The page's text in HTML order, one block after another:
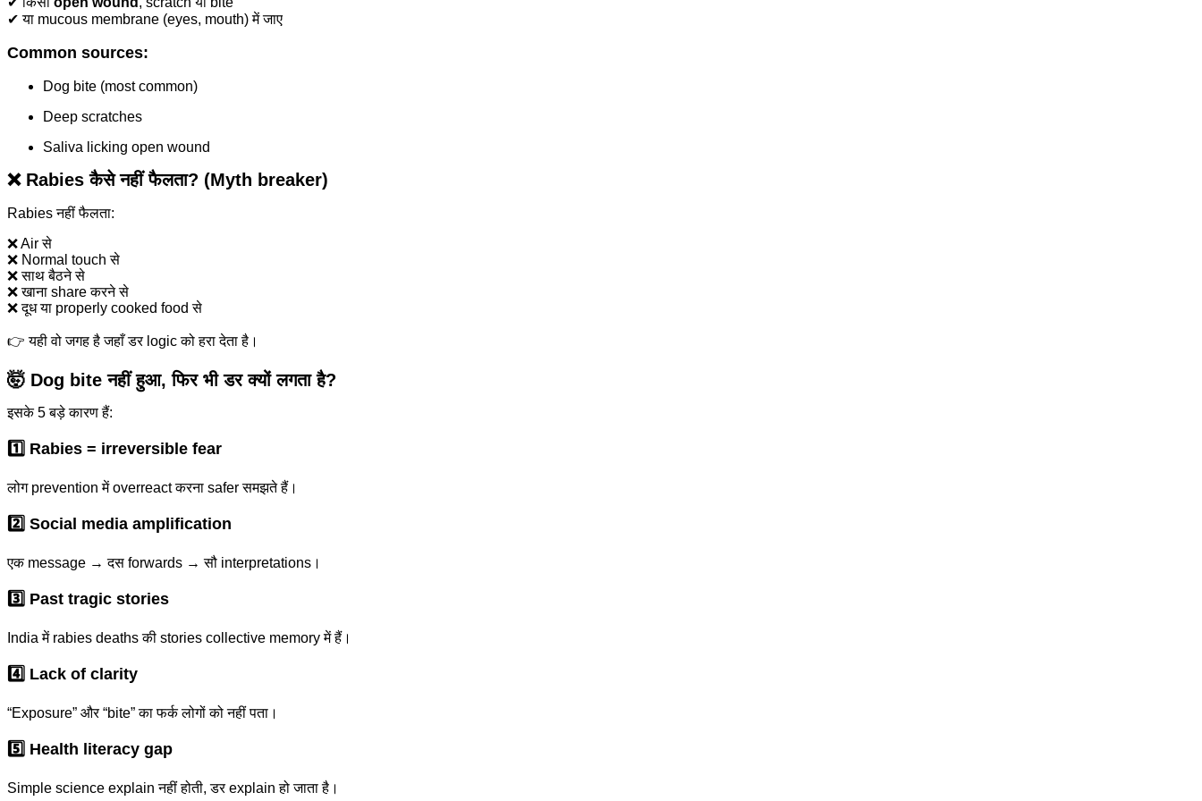
✔ या mucous membrane (eyes, mouth) में जाए
Common sources:
Dog bite (most common)
Deep scratches
Saliva licking open wound
❌ Rabies कैसे नहीं फैलता? (Myth breaker)
Rabies नहीं फैलता:
❌ Air से
❌ Normal touch से
❌ साथ बैठने से
❌ खाना share करने से
❌ दूध या properly cooked food से
👉 यही वो जगह है जहाँ डर logic को हरा देता है।
🤯 Dog bite नहीं हुआ, फिर भी डर क्यों लगता है?
इसके 5 बड़े कारण हैं:
1️⃣ Rabies = irreversible fear
लोग prevention में overreact करना safer समझते हैं।
2️⃣ Social media amplification
एक message → दस forwards → सौ interpretations।
3️⃣ Past tragic stories
India में rabies deaths की stories collective memory में हैं।
4️⃣ Lack of clarity
“Exposure” और “bite” का फर्क लोगों को नहीं पता।
5️⃣ Health literacy gap
Simple science explain नहीं होती, डर explain हो जाता है।